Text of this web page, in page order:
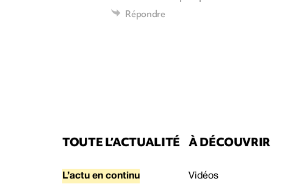
Répondre
TOUTE L’ACTUALITÉ
L’actu en continu
À DÉCOUVRIR
Vidéos